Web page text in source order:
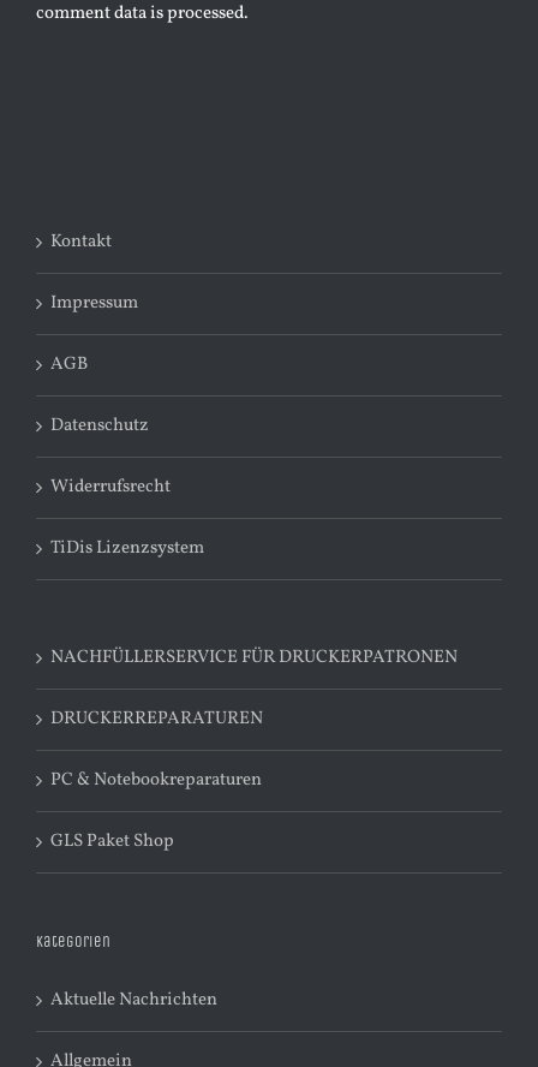
comment data is processed.
Kontakt
Impressum
AGB
Datenschutz
Widerrufsrecht
TiDis Lizenzsystem
NACHFÜLLERSERVICE FÜR DRUCKERPATRONEN
DRUCKERREPARATUREN
PC & Notebookreparaturen
GLS Paket Shop
Kategorien
Aktuelle Nachrichten
Allgemein